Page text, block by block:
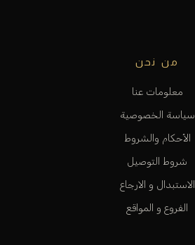
من نحن
معلومات عنا
سياسة الخصوصية
الأحكام والشروط
شروط التوصيل
الاستبدال و الارجاع
الفروع و المواقع